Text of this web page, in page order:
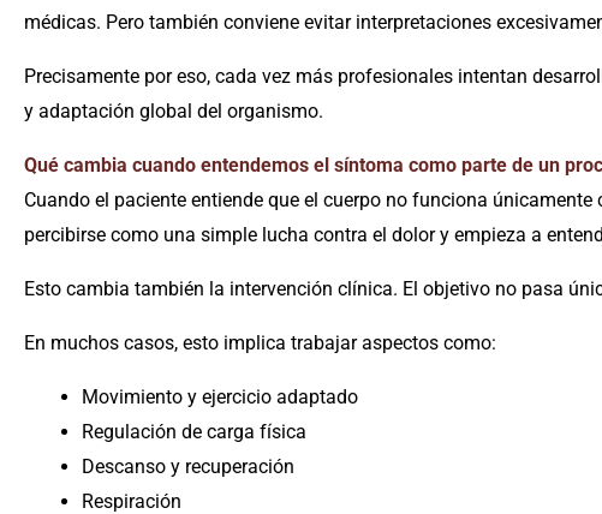
médicas. Pero también conviene evitar interpretaciones
Precisamente por eso, cada vez más profesionales intentan
y adaptación global del organismo.
Qué cambia cuando entendemos el síntoma como parte de un
Cuando el paciente entiende que el cuerpo no funciona
percibirse como una simple lucha contra el dolor y empieza a
Esto cambia también la intervención clínica. El objetivo no pasa
En muchos casos, esto implica trabajar aspectos como:
Movimiento y ejercicio adaptado
Regulación de carga física
Descanso y recuperación
Respiración